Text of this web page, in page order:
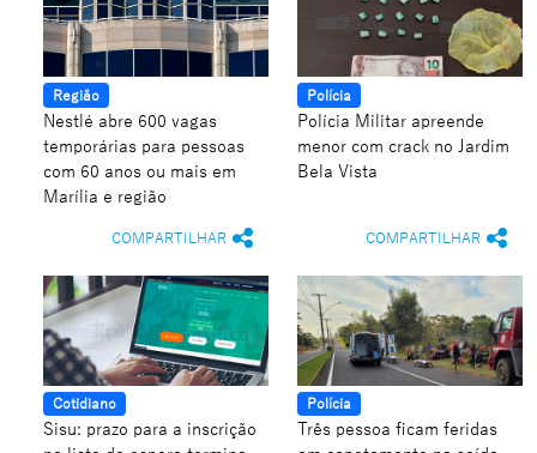
Região
Nestlé abre 600 vagas
temporárias para pessoas
com 60 anos ou mais em
Marília e região
COMPARTILHAR
Polícia
Polícia Militar apreende
menor com crack no Jardim
Bela Vista
COMPARTILHAR
Cotidiano
Sisu: prazo para a inscrição
Polícia
Três pessoa ficam feridas